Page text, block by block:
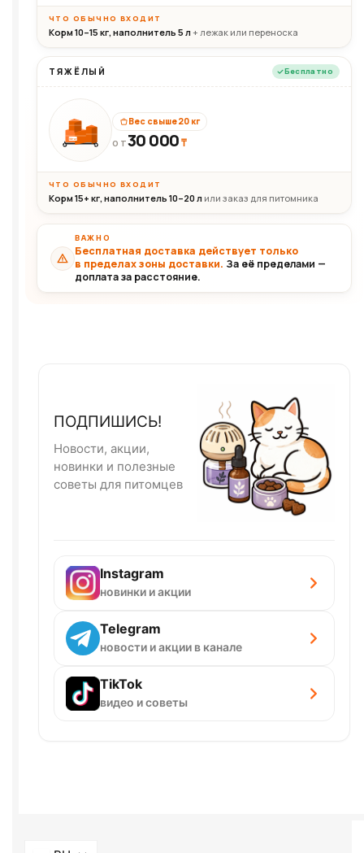
ЧТО ОБЫЧНО ВХОДИТ
Корм 10–15 кг, наполнитель 5 л+ лежак или переноска
ТЯЖЁЛЫЙ Бесплатно
30+кг
Вес свыше 20 кг
ОТ30 000₸
ЧТО ОБЫЧНО ВХОДИТ
Корм 15+ кг, наполнитель 10–20 л или заказ для питомника
ВАЖНО
Бесплатная доставка действует только
в пределах зоны доставки. За её пределами —
доплата за расстояние.
ПОДПИШИСЬ!
Новости, акции,
новинки и полезные
советы для питомцев
Instagram
новинки и акции
Telegram
новости и акции в канале
TikTok
видео и советы